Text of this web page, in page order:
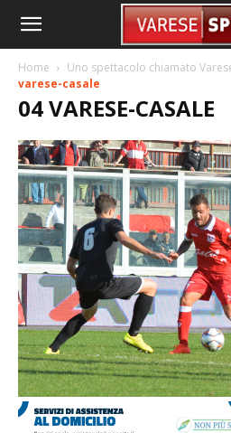
Home Uno spettacolo chiamato Varese
varese-casale
04 VARESE-CASALE